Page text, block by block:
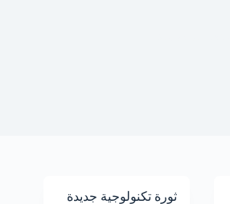
ثورة تكنولوجية جديدة